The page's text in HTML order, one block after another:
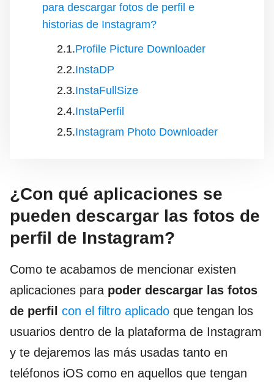
para descargar fotos de perfil e
historias de Instagram?
Profile Picture Downloader
InstaDP
InstaFullSize
InstaPerfil
Instagram Photo Downloader
¿Con qué aplicaciones se
pueden descargar las fotos de
perfil de Instagram?
Como te acabamos de mencionar existen
aplicaciones para poder descargar las fotos
de perfil con el filtro aplicado que tengan los
usuarios dentro de la plataforma de Instagram
y te dejaremos las más usadas tanto en
teléfonos iOS como en aquellos que tengan